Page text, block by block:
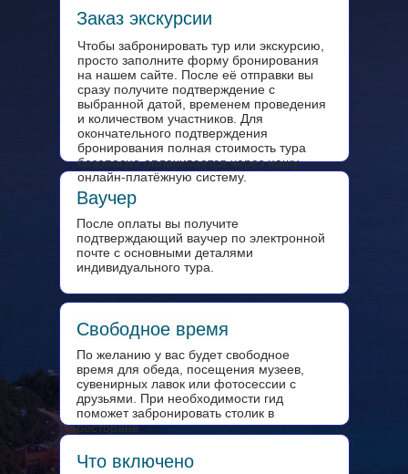
Чтобы забронировать тур или экскурсию,
просто заполните форму бронирования
на нашем сайте. После её отправки вы
сразу получите подтверждение с
выбранной датой, временем проведения
и количеством участников. Для
окончательного подтверждения
бронирования полная стоимость тура
безопасно оплачивается через нашу
онлайн-платёжную систему.
Ваучер
После оплаты вы получите
подтверждающий ваучер по электронной
почте с основными деталями
индивидуального тура.
Заказ экскурсии
Что включено
Свободное время
По желанию у вас будет свободное
время для обеда, посещения музеев,
сувенирных лавок или фотосессии с
друзьями. При необходимости гид
поможет забронировать столик в
ресторане